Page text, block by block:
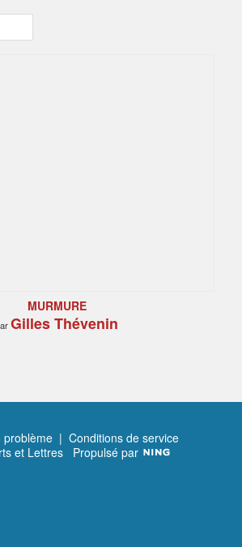
MURMURE
Gilles Thévenin
problème | Conditions de service
et Lettres Propulsé par